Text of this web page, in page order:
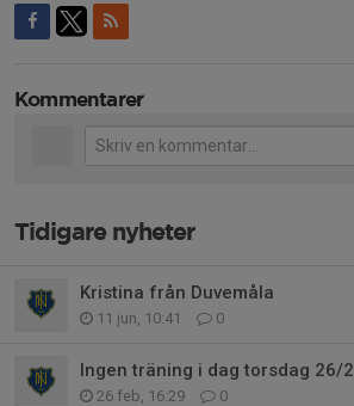
Kommentarer
Tidigare nyheter
Kristina från Duvemåla
11 jun, 10:41 0
Ingen träning i dag torsdag 26/2
26 feb, 16:29 0